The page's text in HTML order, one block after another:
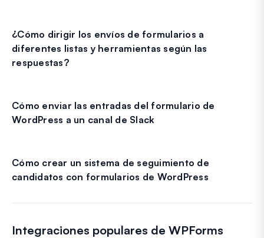
¿Cómo dirigir los envíos de formularios a
diferentes listas y herramientas según las
respuestas?
Cómo enviar las entradas del formulario de
WordPress a un canal de Slack
Cómo crear un sistema de seguimiento de
candidatos con formularios de WordPress
Integraciones populares de WPForms